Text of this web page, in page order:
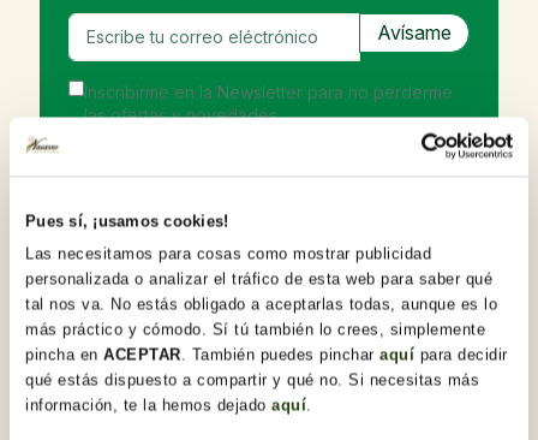
Pues sí, ¡usamos cookies!
Las necesitamos para cosas como mostrar publicidad
personalizada o analizar el tráfico de esta web para saber qué
tal nos va. No estás obligado a aceptarlas todas, aunque es lo
más práctico y cómodo. Sí tú también lo crees, simplemente
pincha enACEPTAR. También puedes pincharaquí para decidir
qué estás dispuesto a compartir y qué no. Si necesitas más
información, te la hemos dejadoaquí.
Inscribirme en la Newsletter para no perderme
las ofertas y novedades.
Detalles del producto
Gracioso cactus columnar de 15x10cm ideal para
complementar tu regalo!
Descubre otras Otros regalos